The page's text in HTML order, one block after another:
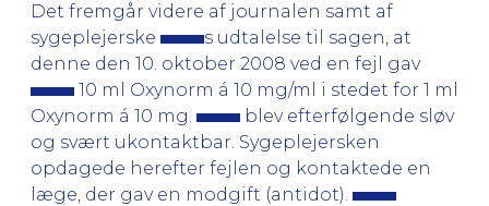
Det fremgår videre af journalen samt af
sygeplejerske
s udtalelse til sagen, at
denne den 10. oktober 2008 ved en fejl gav
10 ml Oxynorm á 10 mg/ml i stedet for 1 ml
Oxynorm á 10 mg.
blev efterfølgende sløv
og svært ukontaktbar. Sygeplejersken
opdagede herefter fejlen og kontaktede en
læge, der gav en modgift (antidot).